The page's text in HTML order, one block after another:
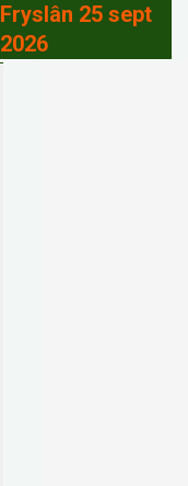
Fryslân 25 sept
2026